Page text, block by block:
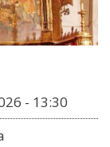
- 13:30